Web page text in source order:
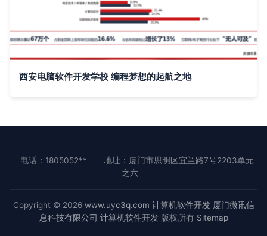
西安电脑软件开发学校 编程梦想的起航之地
电话：1805052**
地址：厦门市思明区宜兰路7号2203单元
之六
Copyright © 2026 www.uyc3q.com 计算机软件开发 厦门微讯信
息科技有限公司 计算机软件开发版权所有 Sitemap